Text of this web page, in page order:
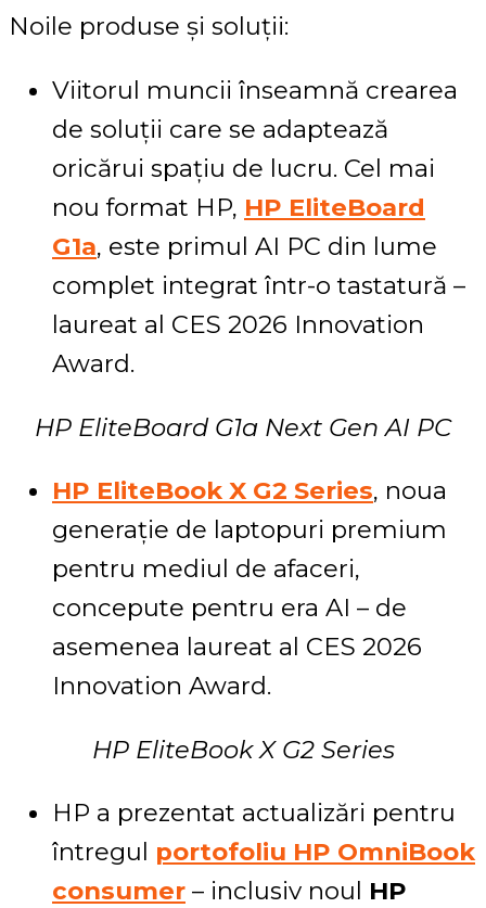
Noile produse și soluții:
Viitorul muncii înseamnă crearea
de soluții care se adaptează
oricărui spațiu de lucru. Cel mai
nou format HP, HP EliteBoard
G1a, este primul AI PC din lume
complet integrat într-o tastatură –
laureat al CES 2026 Innovation
Award.
HP EliteBoard G1a Next Gen AI PC
HP EliteBook X G2 Series, noua
generație de laptopuri premium
pentru mediul de afaceri,
concepute pentru era AI – de
asemenea laureat al CES 2026
Innovation Award.
HP EliteBook X G2 Series
HP a prezentat actualizări pentru
întregul portofoliu HP OmniBook
consumer – inclusiv noul HP